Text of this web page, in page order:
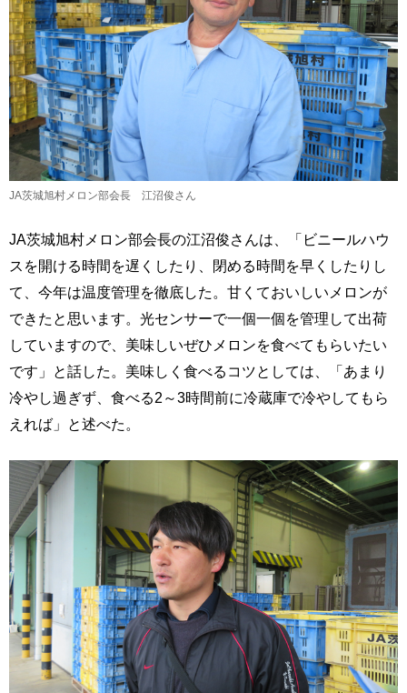
JA茨城旭村メロン部会長 江沼俊さん
JA茨城旭村メロン部会長の江沼俊さんは、「ビニールハウ
スを開ける時間を遅くしたり、閉める時間を早くしたりし
て、今年は温度管理を徹底した。甘くておいしいメロンが
できたと思います。光センサーで一個一個を管理して出荷
していますので、美味しいぜひメロンを食べてもらいたい
です」と話した。美味しく食べるコツとしては、「あまり
冷やし過ぎず、食べる2～3時間前に冷蔵庫で冷やしてもら
えれば」と述べた。